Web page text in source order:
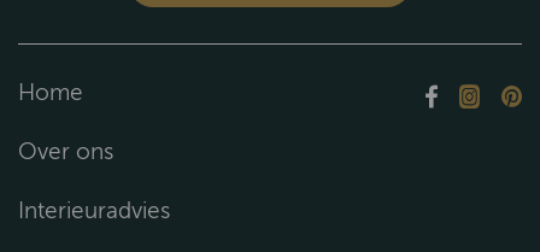
Home
Over ons
Interieuradvies